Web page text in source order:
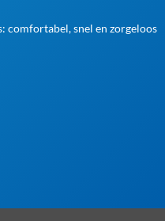
comfortabel, snel en zorgeloos